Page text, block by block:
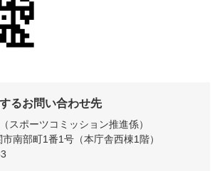
るお問い合わせ先
スポーツコミッション推進係
市南部町1番1号（本庁舎西棟1階）